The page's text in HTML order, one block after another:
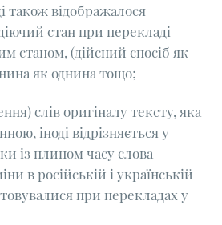
також відображалося
стан при перекладі
станом, (дійсний спосіб як
як однина тощо;
слів оригіналу тексту, яка
іноді відрізняється у
із плином часу слова
в російській і українській
при перекладах у